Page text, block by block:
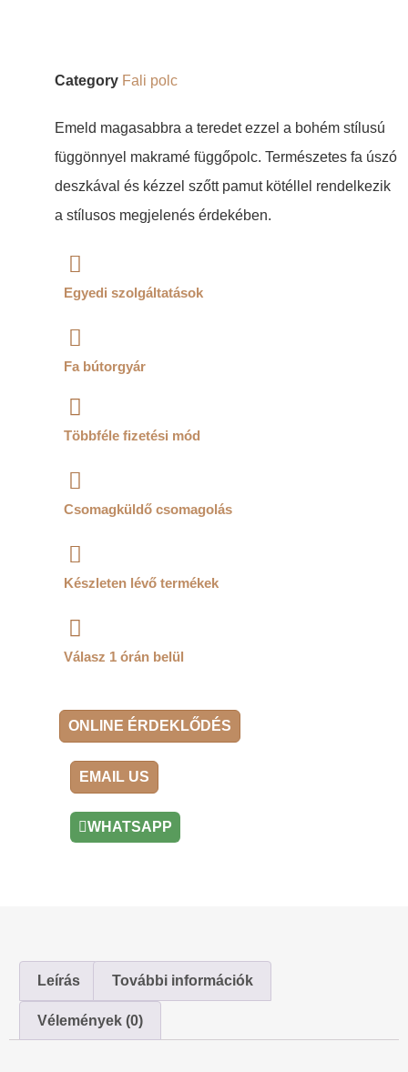
Category Fali polc
Emeld magasabbra a teredet ezzel a bohém stílusú
függönnyel makramé függőpolc. Természetes fa úszó
deszkával és kézzel szőtt pamut kötéllel rendelkezik
a stílusos megjelenés érdekében.
Egyedi szolgáltatások
Fa bútorgyár
Többféle fizetési mód
Csomagküldő csomagolás
Készleten lévő termékek
Válasz 1 órán belül
ONLINE ÉRDEKLŐDÉS
EMAIL US
WHATSAPP
Leírás További információk
Vélemények (0)